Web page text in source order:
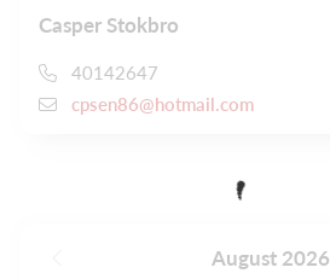
Casper Stokbro
40142647
cpsen86@hotmail.com
August 2026